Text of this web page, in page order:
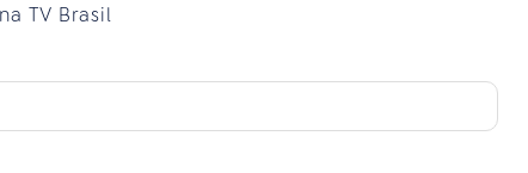
TV Brasil